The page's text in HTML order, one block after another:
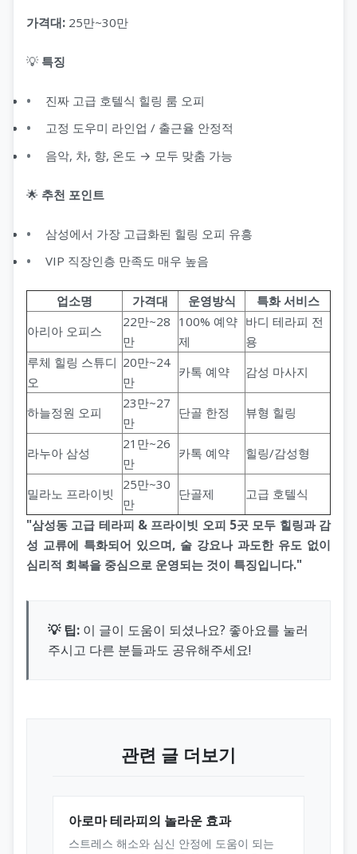
가격대: 25만~30만
💡 특징
진짜 고급 호텔식 힐링 룸 오피
고정 도우미 라인업 / 출근율 안정적
음악, 차, 향, 온도 → 모두 맞춤 가능
🌟 추천 포인트
삼성에서 가장 고급화된 힐링 오피 유흥
VIP 직장인층 만족도 매우 높음
업소명 가격대 운영방식
특화 서비스
아리아 오피스
22만~28
만
100% 예약
제
바디 테라피 전
용
루체 힐링 스튜디
오
20만~24
만
카톡 예약 감성 마사지
하늘정원 오피
23만~27
만
단골 한정 뷰형 힐링
라누아 삼성
21만~26
만
카톡 예약 힐링/감성형
밀라노 프라이빗
25만~30
만
단골제
고급 호텔식
"삼성동 고급 테라피 & 프라이빗 오피 5곳 모두 힐링과 감
성 교류에 특화되어 있으며, 술 강요나 과도한 유도 없이
심리적 회복을 중심으로 운영되는 것이 특징입니다."
💡 팁: 이 글이 도움이 되셨나요? 좋아요를 눌러
주시고 다른 분들과도 공유해주세요!
관련 글 더보기
아로마 테라피의 놀라운 효과
스트레스 해소와 심신 안정에 도움이 되는